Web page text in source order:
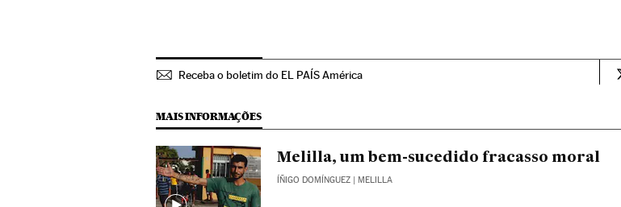
Receba o boletim do EL PAÍS América
MAIS INFORMAÇÕES
Melilla, um bem-sucedido fracasso moral
ÍÑIGO DOMÍNGUEZ | MELILLA